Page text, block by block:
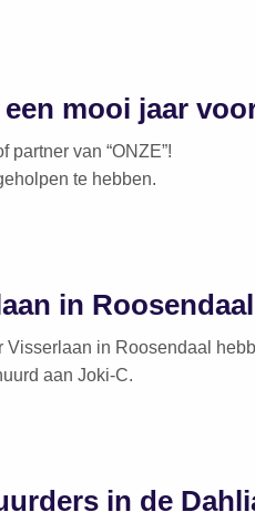
mooi jaar
partner van “ONZE”!
te hebben.
in Roosendaal
Visserlaan in Roosendaal
aan Joki-C.
in de